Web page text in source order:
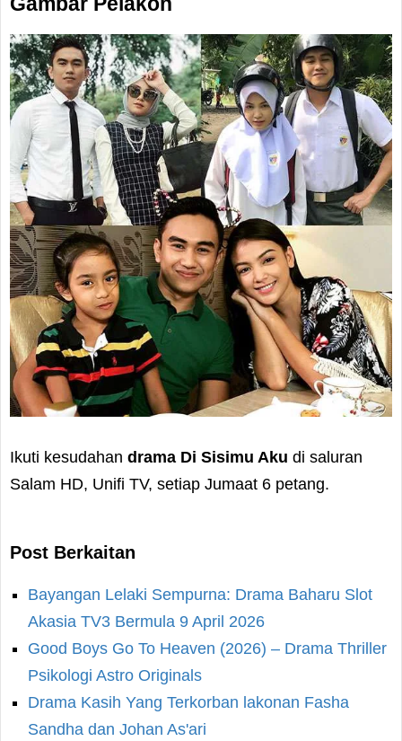
Ikuti kesudahan drama Di Sisimu Aku di saluran
Salam HD, Unifi TV, setiap Jumaat 6 petang.
Post Berkaitan
Bayangan Lelaki Sempurna: Drama Baharu Slot
Akasia TV3 Bermula 9 April 2026
Good Boys Go To Heaven (2026) – Drama Thriller
Psikologi Astro Originals
Drama Kasih Yang Terkorban lakonan Fasha
Sandha dan Johan As'ari